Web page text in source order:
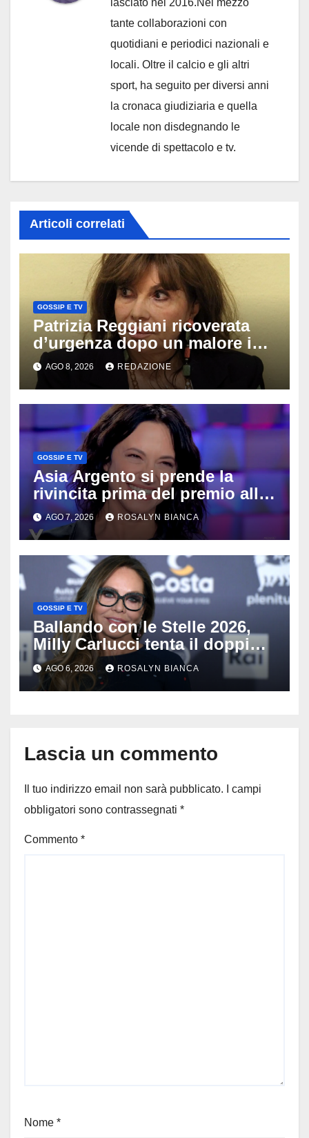
lasciato nel 2016.Nel mezzo
tante collaborazioni con
quotidiani e periodici nazionali e
locali. Oltre il calcio e gli altri
sport, ha seguito per diversi anni
la cronaca giudiziaria e quella
locale non disdegnando le
vicende di spettacolo e tv.
Articoli correlati
GOSSIP E TV
Patrizia Reggiani ricoverata
d’urgenza dopo un malore in
vacanza: come sta oggi l’ex
Lady Gucci
AGO 8, 2026 REDAZIONE
GOSSIP E TV
Asia Argento si prende la
rivincita prima del premio alla
carriera: «Mi chiamano
raccomandata e cagna»
AGO 7, 2026 ROSALYN BIANCA
GOSSIP E TV
Ballando con le Stelle 2026,
Milly Carlucci tenta il doppio
colpo: tra i papabili Ornella
Muti e Monica Guerritore
AGO 6, 2026 ROSALYN BIANCA
Lascia un commento
Il tuo indirizzo email non sarà pubblicato.
I campi
obbligatori sono contrassegnati *
Commento *
Nome *